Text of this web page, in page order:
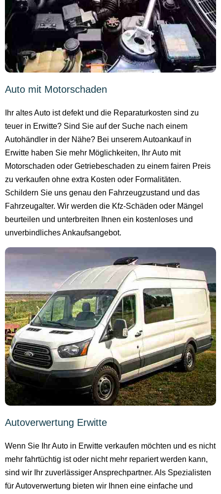
Auto mit Motorschaden
Ihr altes Auto ist defekt und die Reparaturkosten sind zu
teuer in Erwitte? Sind Sie auf der Suche nach einem
Autohändler in der Nähe? Bei unserem Autoankauf in
Erwitte haben Sie mehr Möglichkeiten, Ihr Auto mit
Motorschaden oder Getriebeschaden zu einem fairen Preis
zu verkaufen ohne extra Kosten oder Formalitäten.
Schildern Sie uns genau den Fahrzeugzustand und das
Fahrzeugalter. Wir werden die Kfz-Schäden oder Mängel
beurteilen und unterbreiten Ihnen ein kostenloses und
unverbindliches Ankaufsangebot.
Autoverwertung Erwitte
Wenn Sie Ihr Auto in Erwitte verkaufen möchten und es nicht
mehr fahrtüchtig ist oder nicht mehr repariert werden kann,
sind wir Ihr zuverlässiger Ansprechpartner. Als Spezialisten
für Autoverwertung bieten wir Ihnen eine einfache und